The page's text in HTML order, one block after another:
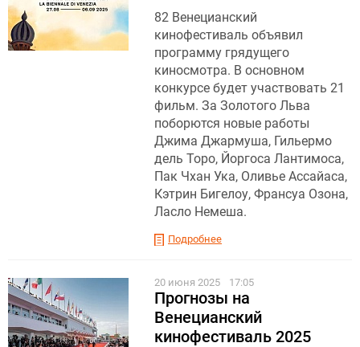
82 Венецианский
кинофестиваль объявил
программу грядущего
киносмотра. В основном
конкурсе будет участвовать 21
фильм. За Золотого Льва
поборются новые работы
Джима Джармуша, Гильермо
дель Торо, Йоргоса Лантимоса,
Пак Чхан Ука, Оливье Ассайаса,
Кэтрин Бигелоу, Франсуа Озона,
Ласло Немеша.
Подробнее
20 июня 2025 17:05
Прогнозы на
Венецианский
кинофестиваль 2025